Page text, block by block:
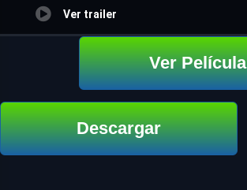
Ver trailer
Ver Película
Descargar